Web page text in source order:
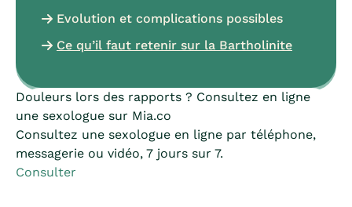
Evolution et complications possibles
Ce qu’il faut retenir sur la Bartholinite
Douleurs lors des rapports ? Consultez en ligne
une sexologue sur Mia.co
Consultez une sexologue en ligne par téléphone,
messagerie ou vidéo, 7 jours sur 7.
Consulter